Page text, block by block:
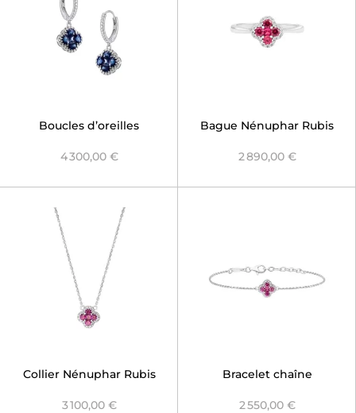
Boucles d’oreilles
Saphir Bleu
4 300,00 €
Bague Nénuphar Rubis
2 890,00 €
Collier Nénuphar Rubis
3 100,00 €
Bracelet chaîne
2 550,00 €